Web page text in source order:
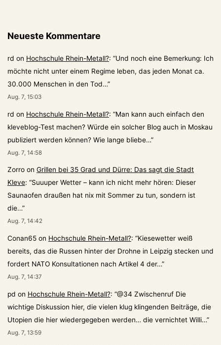
Neueste Kommentare
rd on Hochschule Rhein-Metall?: “Und noch eine Bemerkung: Ich
möchte nicht unter einem Regime leben, das jeden Monat ca.
30.000 Menschen in den Tod…”
Aug. 7, 15:03
rd on Hochschule Rhein-Metall?: “Man kann auch einfach den
kleveblog-Test machen? Würde ein solcher Blog auch in Moskau
publiziert werden können? Wie lange bliebe…”
Aug. 7, 14:58
Zorro on Grillen bei 35 Grad und Dürre: Das sagt die Stadt
Kleve: “Suuuper Wetter – kann ich nicht mehr hören: Dieser
Saunaofen draußen hat nix mit Sommer zu tun, sondern ist
die…”
Aug. 7, 14:42
Conan65 on Hochschule Rhein-Metall?: “Kiesewetter weiß
bereits, das die Russen hinter der Drohne in Leipzig stecken und
fordert NATO Konsultationen nach Artikel 4 der…”
Aug. 7, 14:37
pd on Hochschule Rhein-Metall?: “@34 Zwischenruf Die
wichtige Diskussion hier, die vielen klug klingenden Beiträge, die
Utopien die hier wiedergegeben werden… die vernichtet Willi…”
Aug. 7, 13:59